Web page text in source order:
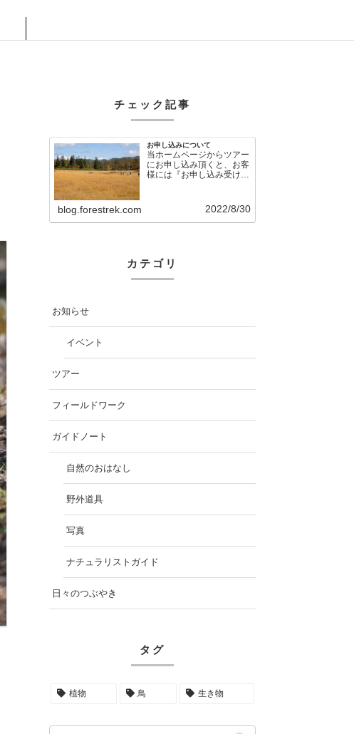
チェック記事
お申し込みについて
当ホームページからツアー
にお申し込み頂くと、お客
様には『お申し込み受け付
blog.forestrek.com 2022/8/30
カテゴリ
お知らせ
イベント
ツアー
フィールドワーク
ガイドノート
自然のおはなし
野外道具
写真
ナチュラリストガイド
日々のつぶやき
タグ
植物 鳥 生き物